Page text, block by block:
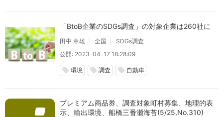
「BtoB企業のSDGs調査」の対象企業は260社に
田中 章雄 全国
SDGs調査
公開: 2023-04-17 18:28:09
local_offer 環境 local_offer 調査 local_offer 自動車
プレミアム商品券、調査対象町村募集、地理的表
示、輸出環境、船橋三番瀬海苔(5/25,No.310)